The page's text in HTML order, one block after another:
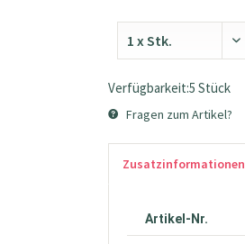
Verfügbarkeit:5 Stück
Fragen zum Artikel?
Zusatzinformationen
Artikel-Nr.